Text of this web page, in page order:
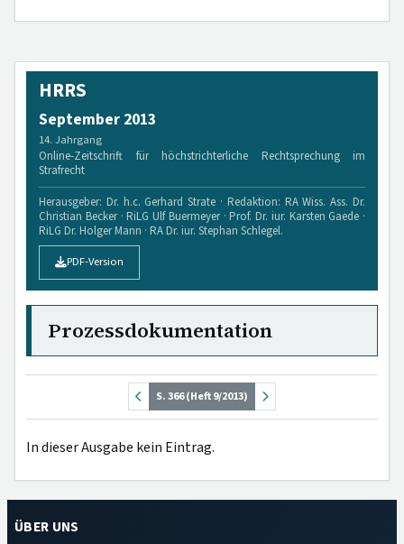
HRRS
September 2013
14. Jahrgang
Online-Zeitschrift für höchstrichterliche Rechtsprechung im
Strafrecht
Herausgeber: Dr. h.c. Gerhard Strate · Redaktion: RA Wiss. Ass. Dr.
Christian Becker · RiLG Ulf Buermeyer · Prof. Dr. iur. Karsten Gaede ·
RiLG Dr. Holger Mann · RA Dr. iur. Stephan Schlegel.
PDF-Version
Prozessdokumentation
S. 366 (Heft 9/2013)
In dieser Ausgabe kein Eintrag.
ÜBER UNS